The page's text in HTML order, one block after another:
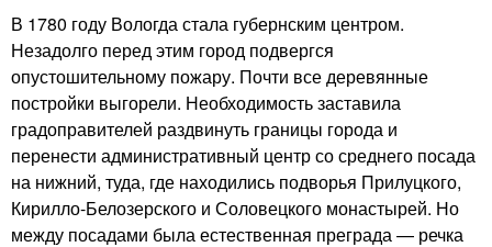
В 1780 году Вологда стала губернским центром.
Незадолго перед этим город подвергся
опустошительному пожару. Почти все деревянные
постройки выгорели. Необходимость заставила
градоправителей раздвинуть границы города и
перенести административный центр со среднего посада
на нижний, туда, где находились подворья Прилуцкого,
Кирилло-Белозерского и Соловецкого монастырей. Но
между посадами была естественная преграда — речка